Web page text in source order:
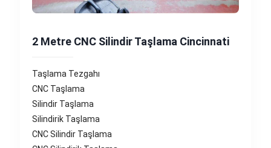
2 Metre CNC Silindir Taşlama Cincinnati
Taşlama Tezgahı
CNC Taşlama
Silindir Taşlama
Silindirik Taşlama
CNC Silindir Taşlama